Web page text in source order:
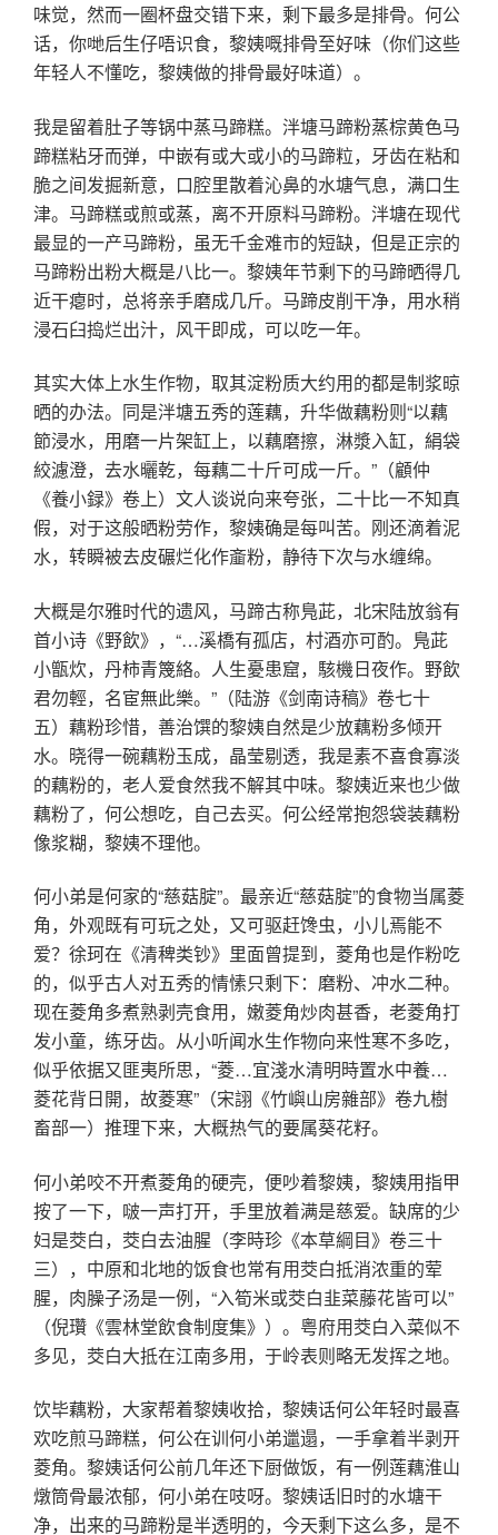
味觉，然而一圈杯盘交错下来，剩下最多是排骨。何公
话，你哋后生仔唔识食，黎姨嘅排骨至好味（你们这些
年轻人不懂吃，黎姨做的排骨最好味道）。
我是留着肚子等锅中蒸马蹄糕。泮塘马蹄粉蒸棕黄色马
蹄糕粘牙而弹，中嵌有或大或小的马蹄粒，牙齿在粘和
脆之间发掘新意，口腔里散着沁鼻的水塘气息，满口生
津。马蹄糕或煎或蒸，离不开原料马蹄粉。泮塘在现代
最显的一产马蹄粉，虽无千金难市的短缺，但是正宗的
马蹄粉出粉大概是八比一。黎姨年节剩下的马蹄晒得几
近干瘪时，总将亲手磨成几斤。马蹄皮削干净，用水稍
浸石臼捣烂出汁，风干即成，可以吃一年。
其实大体上水生作物，取其淀粉质大约用的都是制浆晾
晒的办法。同是泮塘五秀的莲藕，升华做藕粉则“以藕
節浸水，用磨一片架缸上，以藕磨擦，淋漿入缸，絹袋
絞濾澄，去水曬乾，每藕二十斤可成一斤。”（顧仲
《養小録》卷上）文人谈说向来夸张，二十比一不知真
假，对于这般晒粉劳作，黎姨确是每叫苦。刚还滴着泥
水，转瞬被去皮碾烂化作齑粉，静待下次与水缠绵。
大概是尔雅时代的遗风，马蹄古称鳬茈，北宋陆放翁有
首小诗《野飲》，“…溪橋有孤店，村酒亦可酌。鳬茈
小甑炊，丹柿青篾絡。人生憂患窟，駭機日夜作。野飲
君勿輕，名宦無此樂。”（陆游《剑南诗稿》卷七十
五）藕粉珍惜，善治馔的黎姨自然是少放藕粉多倾开
水。晓得一碗藕粉玉成，晶莹剔透，我是素不喜食寡淡
的藕粉的，老人爱食然我不解其中味。黎姨近来也少做
藕粉了，何公想吃，自己去买。何公经常抱怨袋装藕粉
像浆糊，黎姨不理他。
何小弟是何家的“慈菇腚”。最亲近“慈菇腚”的食物当属菱
角，外观既有可玩之处，又可驱赶馋虫，小儿焉能不
爱？徐珂在《清稗类钞》里面曾提到，菱角也是作粉吃
的，似乎古人对五秀的情愫只剩下：磨粉、冲水二种。
现在菱角多煮熟剥壳食用，嫩菱角炒肉甚香，老菱角打
发小童，练牙齿。从小听闻水生作物向来性寒不多吃，
似乎依据又匪夷所思，“菱…宜淺水清明時置水中養…
菱花背日開，故菱寒”（宋詡《竹嶼山房雜部》卷九樹
畜部一）推理下来，大概热气的要属葵花籽。
何小弟咬不开煮菱角的硬壳，便吵着黎姨，黎姨用指甲
按了一下，啵一声打开，手里放着满是慈爱。缺席的少
妇是茭白，茭白去油腥（李時珍《本草綱目》卷三十
三），中原和北地的饭食也常有用茭白抵消浓重的荤
腥，肉臊子汤是一例，“入筍米或茭白韭菜藤花皆可以”
（倪瓚《雲林堂飲食制度集》）。粤府用茭白入菜似不
多见，茭白大抵在江南多用，于岭表则略无发挥之地。
饮毕藕粉，大家帮着黎姨收拾，黎姨话何公年轻时最喜
欢吃煎马蹄糕，何公在训何小弟邋遢，一手拿着半剥开
菱角。黎姨话何公前几年还下厨做饭，有一例莲藕淮山
燉筒骨最浓郁，何小弟在吱呀。黎姨话旧时的水塘干
净，出来的马蹄粉是半透明的，今天剩下这么多，是不